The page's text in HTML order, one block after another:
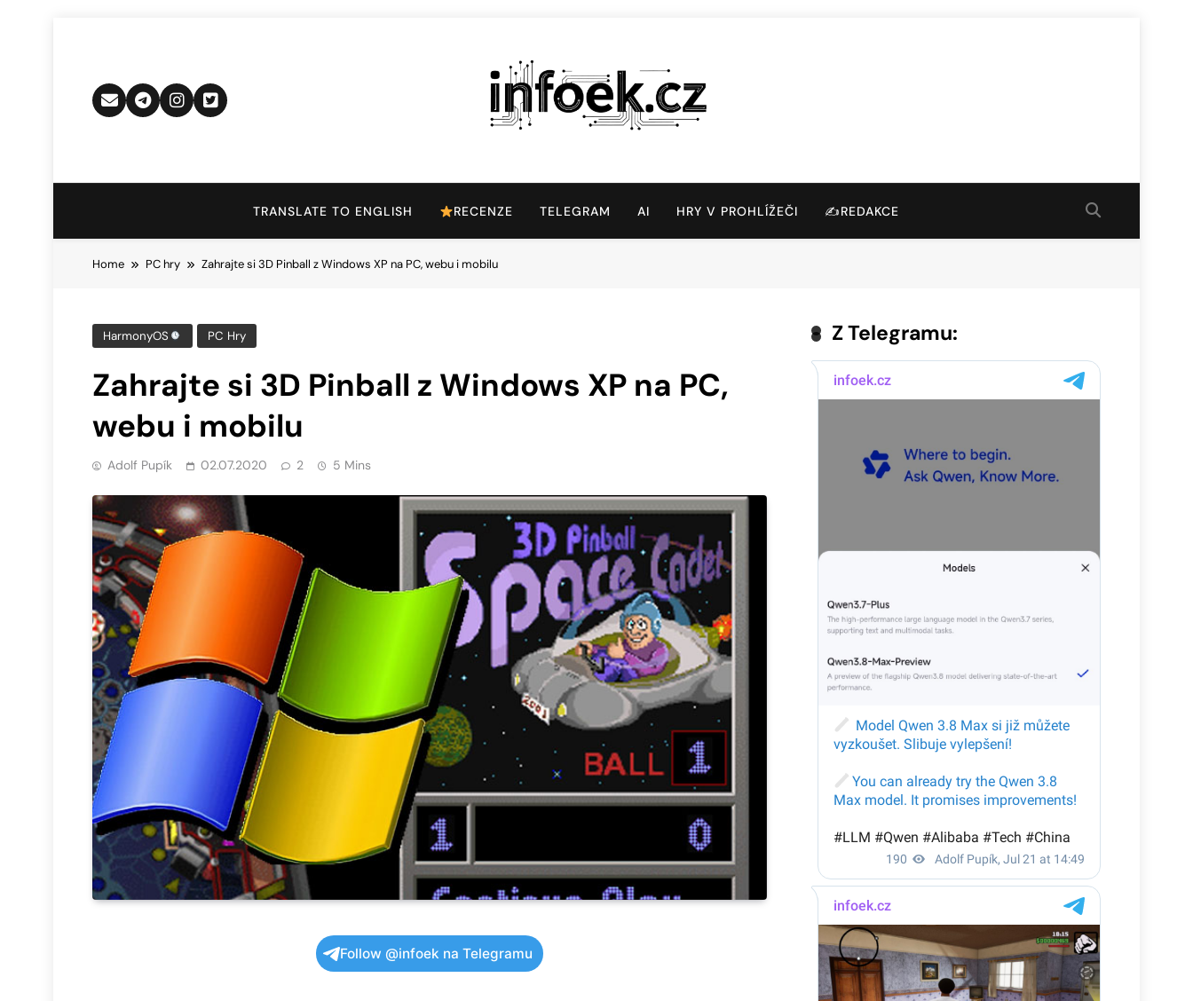
Infoek.cz
TRANSLATE TO ENGLISH RECENZE TELEGRAM AI HRY V PROHLÍŽEČI ✍️REDAKCE
Home PC hry Zahrajte si 3D Pinball z Windows XP na PC, webu i mobilu
HarmonyOS PC Hry
Zahrajte si 3D Pinball z Windows XP na PC,
webu i mobilu
Adolf Pupík 02.07.2020 2 5 Mins
Follow @infoek na Telegramu
Z Telegramu: